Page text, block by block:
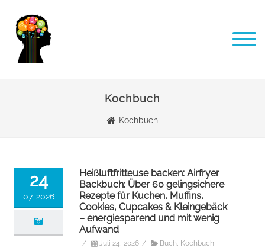
Kochbuch
Kochbuch
24
07, 2026
Heißluftfritteuse backen: Airfryer
Backbuch: Über 60 gelingsichere
Rezepte für Kuchen, Muffins,
Cookies, Cupcakes & Kleingebäck
– energiesparend und mit wenig
Aufwand
/ Juli 24, 2026 / Buch, Kochbuch